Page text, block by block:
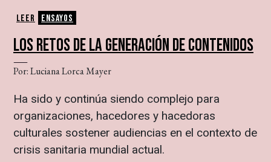
Leer Ensayos
LOS RETOS DE LA GENERACIÓN DE CONTENIDOS
Por: Luciana Lorca Mayer
Ha sido y continúa siendo complejo para
organizaciones, hacedores y hacedoras
culturales sostener audiencias en el contexto de
crisis sanitaria mundial actual.